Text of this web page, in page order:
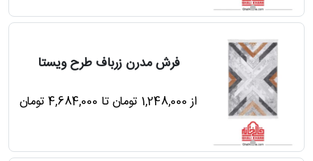
فرش مدرن زرباف طرح ویستا
از 1,248,000 تومان تا 4,684,000 تومان